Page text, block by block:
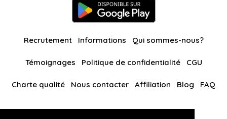
Recrutement Informations Qui sommes-nous?
Témoignages Politique de confidentialité CGU
Charte qualité Nous contacter Affiliation Blog FAQ